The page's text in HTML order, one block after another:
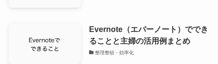
Evernote（エバーノート）ででき
ることと主婦の活用例まとめ
整理整頓・効率化